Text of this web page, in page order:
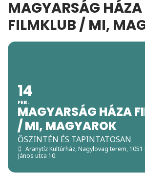
MAGYARSÁG HÁZA
FILMKLUB / MI,
14
FEB.
MAGYARSÁG HÁZA
/ MI, MAGYAROK
ŐSZINTÉN ÉS TAPINTATOSAN
Aranytíz Kultúrház, Nagylovag terem,
János utca 10.